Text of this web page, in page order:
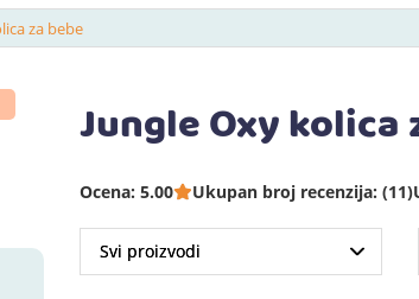
za bebe
Jungle Oxy kolica
Ocena: 5.00 Ukupan broj recenzija: (11)